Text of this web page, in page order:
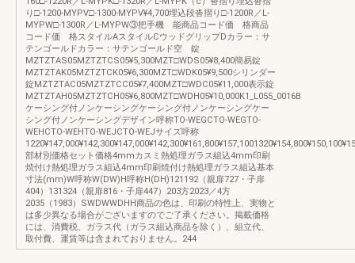
り□-1200-MYPV□-1300-MYPV¥4,700埋込段沓摺り□-1200R／L-
MYPW□-1300R／L-MYPW③把手機 能商品コード価 格商品
コード価 格スタイルAスタイルCウッドグリップDカラー：サ
テンゴールドカラー：サテンゴールド空 錠
MZTZTAS05MZTZTCS05¥5,300MZT□WDS05¥8,400簡易錠
MZTZTAK05MZTZTCK05¥6,300MZT□WDK05¥9,500シリンダー
錠MZTZTAC05MZTZTCC05¥7,400MZT□WDC05¥11,000表示錠
MZTZTAH05MZTZTCH05¥6,800MZT□WDH05¥10,000K1_L055_0016B
ケーシング付ノンケーシングケーシング付ノンケーシングケー
シング付ノンケーシングデザイン呼称TO-WEGCTO-WEGTO-
WEHCTO-WEHTO-WEJCTO-WEJサイズ呼称
部材別価格セット価格4mmカスミ熱処理ガラス組込4mm印刷
焼付け熱処理ガラス組込4mm印刷焼付け熱処理ガラス組込基本
寸法(mm)W呼称W(DW)H呼称H(DH)121192（親扉727・子扉
404）131324（親扉816・子扉447）203方2023／4方
2035（1983）SWDWWDHH商品の色は、印刷の特性上、実物と
は多少異なる場合がございますのでご了承ください。掲載価格
には、消費税、ガラス代（ガラス組込商品を除く）、組立代、
取付費、運賃等は含まれておりません。244